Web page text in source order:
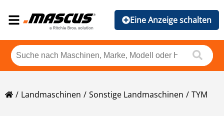
Eine Anzeige schalten
Landmaschinen Sonstige Landmaschinen TYM